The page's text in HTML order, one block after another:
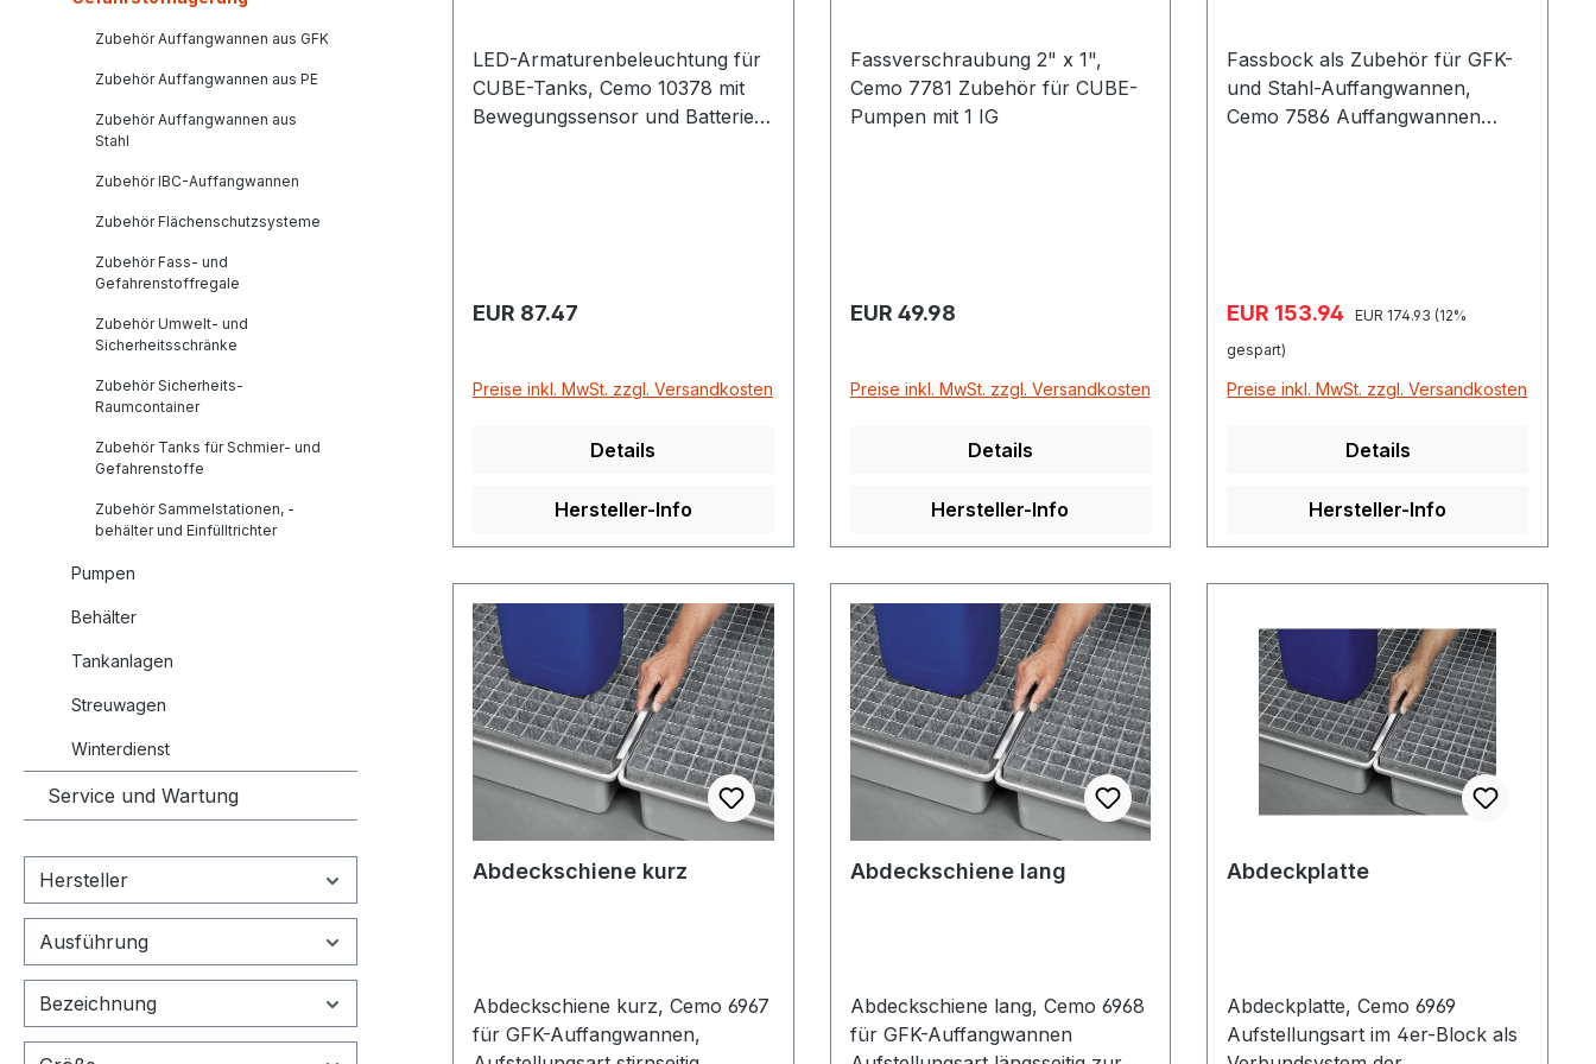
Zubehör Auffangwannen aus GFK
Zubehör Auffangwannen aus PE
Zubehör Auffangwannen aus
Stahl
Zubehör IBC-Auffangwannen
Zubehör Flächenschutzsysteme
Zubehör Fass- und
Gefahrenstoffregale
Zubehör Umwelt- und
Sicherheitsschränke
Zubehör Sicherheits-
Raumcontainer
Zubehör Tanks für Schmier- und
Gefahrenstoffe
Zubehör Sammelstationen, -
behälter und Einfülltrichter
Pumpen
Behälter
Tankanlagen
Streuwagen
Winterdienst
Service und Wartung
Hersteller
Ausführung
Bezeichnung
LED-Armaturenbeleuchtung für
CUBE-Tanks, Cemo 10378 mit
Bewegungssensor und Batterie
Regulärer Preis:
EUR 87.47
Preise inkl. MwSt. zzgl. Versandkosten
Details
Hersteller-Info
Fassverschraubung 2" x 1",
Cemo 7781 Zubehör für CUBE-
Pumpen mit 1 IG
Regulärer Preis:
EUR 49.98
Preise inkl. MwSt. zzgl. Versandkosten
Details
Hersteller-Info
Fassbock als Zubehör für GFK-
und Stahl-Auffangwannen,
Cemo 7586 Auffangwannen
Auffangwannen Flächenschutz-
Bodenelementen Fassregal Typ
Gefahrstoff-Stationen
Verkaufspreis:
EUR 153.94 Regulärer Preis:
EUR 174.93 (12%
gespart)
Preise inkl. MwSt. zzgl. Versandkosten
Details
Hersteller-Info
Abdeckschiene kurz
Abdeckschiene kurz, Cemo 6967
für GFK-Auffangwannen,
Abdeckschiene lang
Abdeckschiene lang, Cemo 6968
für GFK-Auffangwannen
Abdeckplatte
Abdeckplatte, Cemo 6969
Aufstellungsart im 4er-Block als